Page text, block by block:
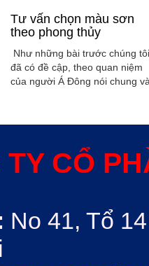
Tư vấn chọn màu sơn
theo phong thủy
Như những bài trước chúng tôi
đã có đề cập, theo quan niệm
của người Á Đông nói chung
xây dụng nhà ở hoặc bất kỳ
thủy trong ngôi nhà thường
được quyết định bởi các nhân
TY CỔ
No 41, Tổ